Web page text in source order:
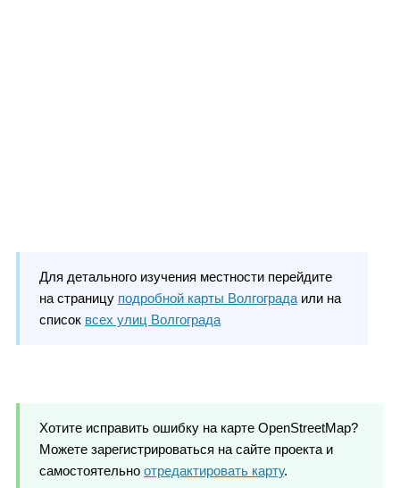
Для детального изучения местности перейдите
на страницу подробной карты Волгоградаили на
список всех улиц Волгограда
Хотите исправить ошибку на карте OpenStreetMap?
Можете зарегистрироваться на сайте проекта и
самостоятельно отредактировать карту.